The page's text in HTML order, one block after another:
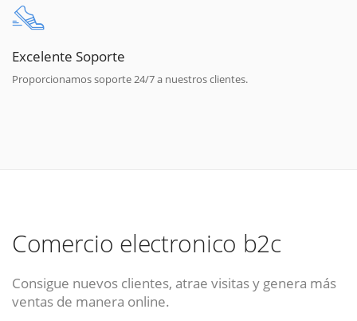
Excelente Soporte
Proporcionamos soporte 24/7 a nuestros clientes.
Comercio electronico b2c
Consigue nuevos clientes, atrae visitas y genera más
ventas de manera online.